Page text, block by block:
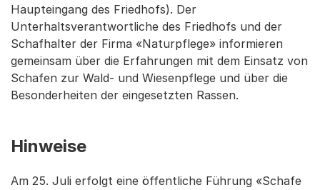
Haupteingang des Friedhofs). Der
Unterhaltsverantwortliche des Friedhofs und der
Schafhalter der Firma «Naturpflege» informieren
gemeinsam über die Erfahrungen mit dem Einsatz von
Schafen zur Wald- und Wiesenpflege und über die
Besonderheiten der eingesetzten Rassen.
Hinweise
Am 25. Juli erfolgt eine öffentliche Führung «Schafe